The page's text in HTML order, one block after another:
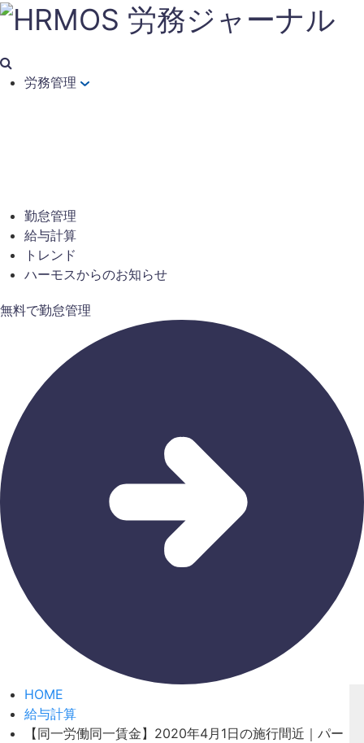
労務管理
勤怠管理
給与計算
トレンド
ハーモスからのお知らせ
無料で勤怠管理
HOME
給与計算
【同一労働同一賃金】2020年4月1日の施行間近｜パー